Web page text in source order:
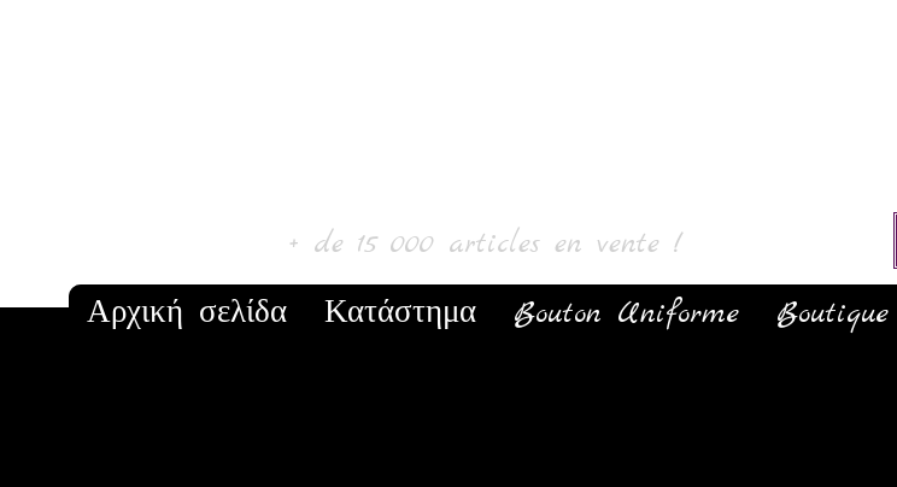
+ de 15 000 articles en vente !
Αρχική σελίδα Κατάστημα Bouton Uniforme Boutique